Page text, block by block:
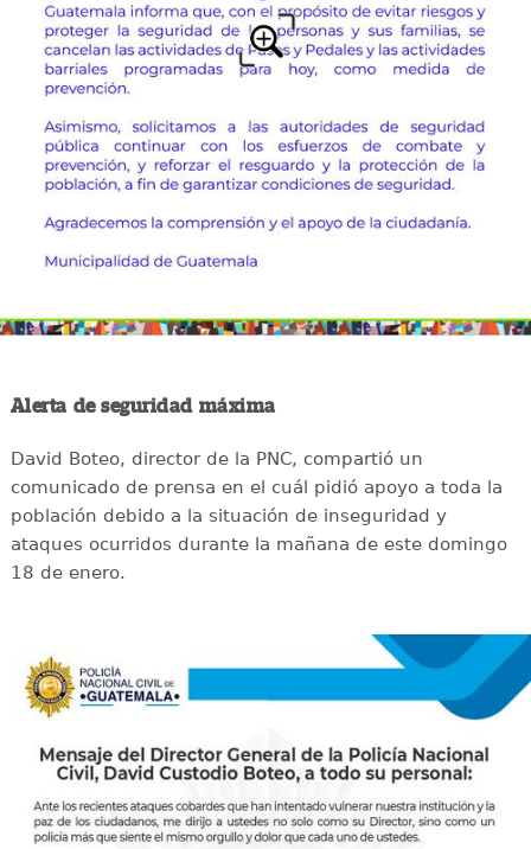
Alerta de seguridad máxima
David Boteo, director de la PNC, compartió un
comunicado de prensa en el cuál pidió apoyo a toda la
población debido a la situación de inseguridad y
ataques ocurridos durante la mañana de este domingo
18 de enero.